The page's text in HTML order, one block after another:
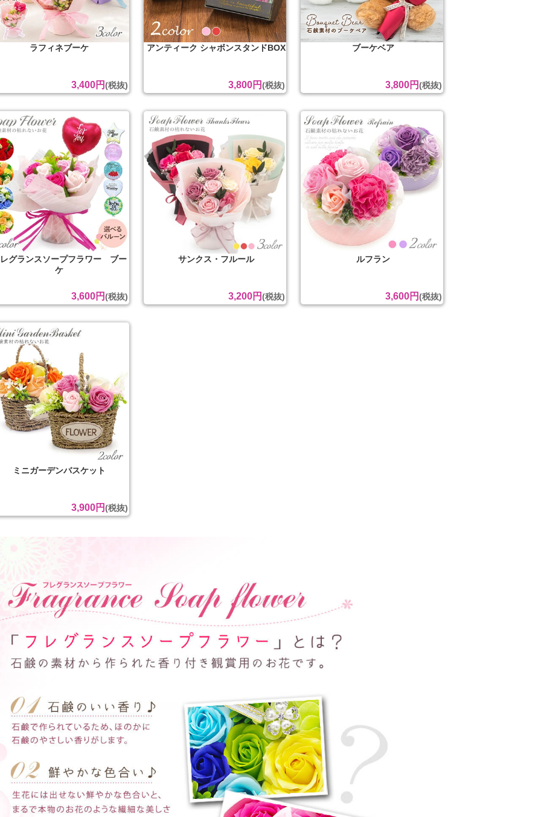
ラフィネブーケ
3,400円(税抜)
アンティーク シャボンスタンドBOX
3,800円(税抜)
ブーケベア
3,800円(税抜)
グランスソープフラワー ブー
ケ
3,600円(税抜)
サンクス・フルール
3,200円(税抜)
ルフラン
3,600円(税抜)
ミニガーデンバスケット
3,900円(税抜)